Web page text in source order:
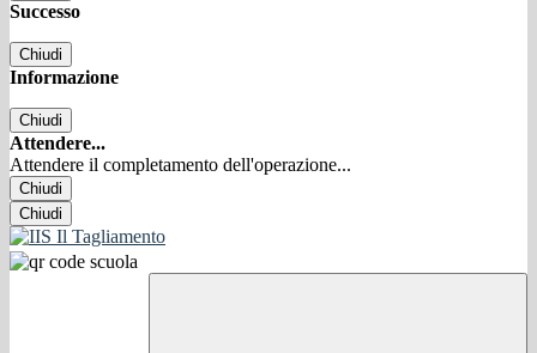
Successo
Chiudi
Informazione
Chiudi
Attendere...
Attendere il completamento dell'operazione...
Chiudi
Chiudi